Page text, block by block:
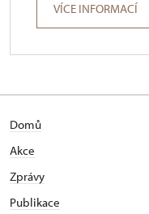
VÍCE INFORMACÍ
Domů
Akce
Zprávy
Publikace